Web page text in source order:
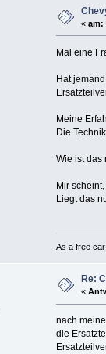
«am:
Mal eine
Hat
Meine
Die
Wie ist das
Mir
Liegt das
As a free
Re:
«
nach
die